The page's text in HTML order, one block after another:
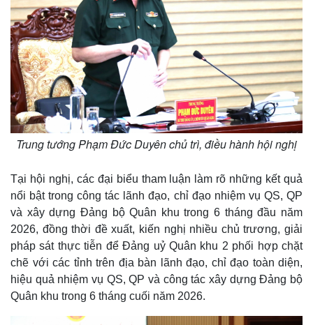
Thế giới
Quan sát
Cuộc sống đó đây
Hồ sơ
Multimedia
Video
Ảnh
E-Magazine
Infographic
Trung tướng Phạm Đức Duyên chủ trì, điều hành hội nghị
Tại hội nghị, các đại biểu tham luận làm rõ những kết quả
nổi bật trong công tác lãnh đạo, chỉ đạo nhiệm vụ QS, QP
và xây dựng Đảng bộ Quân khu trong 6 tháng đầu năm
2026, đồng thời đề xuất, kiến nghị nhiều chủ trương, giải
pháp sát thực tiễn để Đảng uỷ Quân khu 2 phối hợp chặt
chẽ với các tỉnh trên địa bàn lãnh đạo, chỉ đạo toàn diện,
hiệu quả nhiệm vụ QS, QP và công tác xây dựng Đảng bộ
Quân khu trong 6 tháng cuối năm 2026.